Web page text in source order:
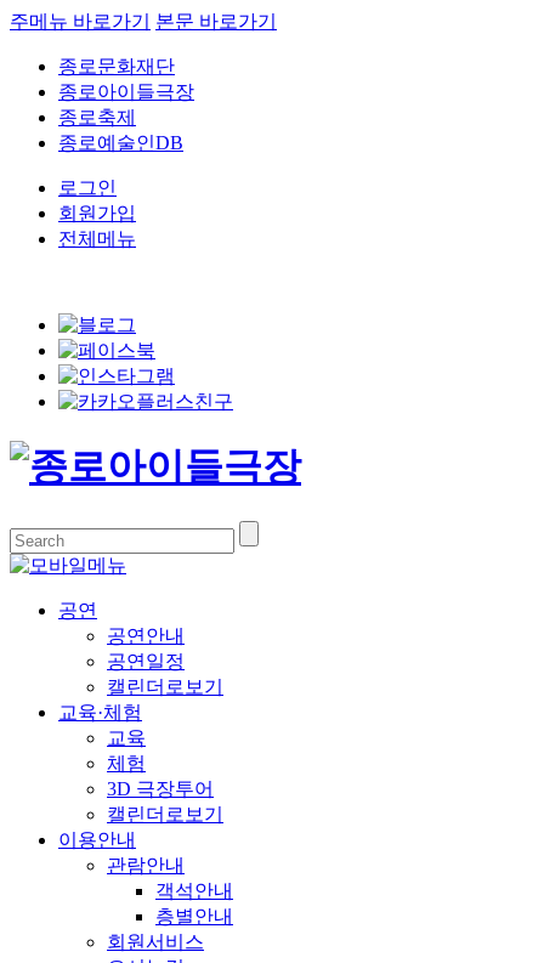
주메뉴 바로가기 본문 바로가기
종로문화재단
종로아이들극장
종로축제
종로예술인DB
로그인
회원가입
전체메뉴
공연
공연안내
공연일정
캘린더로보기
교육·체험
교육
체험
3D 극장투어
캘린더로보기
이용안내
관람안내
객석안내
층별안내
회원서비스